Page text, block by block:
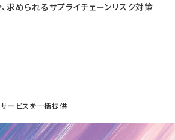
求められるサプライチェーンリスク対策
サービスを一括提供